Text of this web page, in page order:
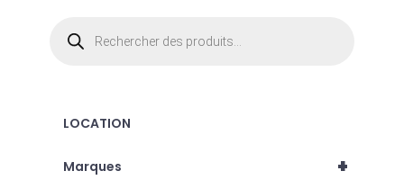
produits
LOCATION
+
Marques